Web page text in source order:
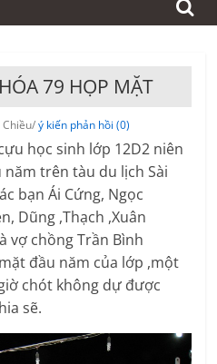
79 HỌP MẶT
Chiều/ý kiến phản hồi (0)
học sinh lớp 12D2 niên
trên tàu du lịch Sài
bạn Ái Cứng, Ngọc
Dũng ,Thạch ,Xuân
vợ chồng Trần Bình
đầu năm của lớp ,một
chót không dự được
sẽ.